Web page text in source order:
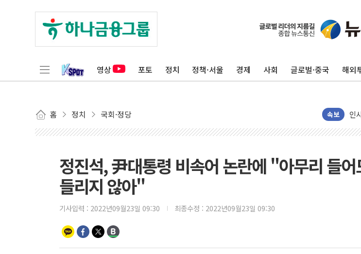
영상 포토 정치 정책·서울 경제 사회 글로벌·중국 해외
홈 정치 국회·정당 속보
포
인
김
[속
[속
이
美,
여
정진석, 尹대통령 비속어 논란에 "아무리 들어
들리지 않아"
기사입력 : 2022년09월23일 09:30 최종수정 : 2022년09월23일 09:30